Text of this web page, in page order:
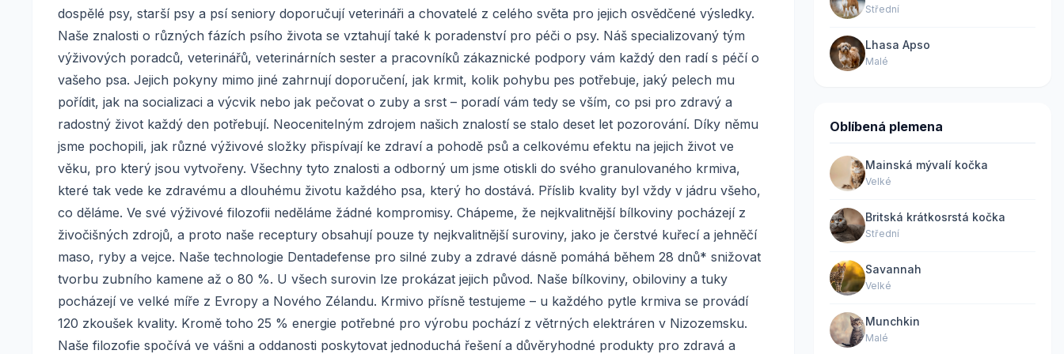
dospělé psy, starší psy a psí seniory doporučují veterináři a chovatelé z celého světa pro jejich osvědčené výsledky.
Naše znalosti o různých fázích psího života se vztahují také k poradenství pro péči o psy. Náš specializovaný tým
výživových poradců, veterinářů, veterinárních sester a pracovníků zákaznické podpory vám každý den radí s péčí o
vašeho psa. Jejich pokyny mimo jiné zahrnují doporučení, jak krmit, kolik pohybu pes potřebuje, jaký pelech mu
pořídit, jak na socializaci a výcvik nebo jak pečovat o zuby a srst – poradí vám tedy se vším, co psi pro zdravý a
radostný život každý den potřebují. Neocenitelným zdrojem našich znalostí se stalo deset let pozorování. Díky němu
jsme pochopili, jak různé výživové složky přispívají ke zdraví a pohodě psů a celkovému efektu na jejich život ve
věku, pro který jsou vytvořeny. Všechny tyto znalosti a odborný um jsme otiskli do svého granulovaného krmiva,
které tak vede ke zdravému a dlouhému životu každého psa, který ho dostává. Příslib kvality byl vždy v jádru všeho,
co děláme. Ve své výživové filozofii neděláme žádné kompromisy. Chápeme, že nejkvalitnější bílkoviny pocházejí z
živočišných zdrojů, a proto naše receptury obsahují pouze ty nejkvalitnější suroviny, jako je čerstvé kuřecí a jehněčí
maso, ryby a vejce. Naše technologie Dentadefense pro silné zuby a zdravé dásně pomáhá během 28 dnů* snižovat
tvorbu zubního kamene až o 80 %. U všech surovin lze prokázat jejich původ. Naše bílkoviny, obiloviny a tuky
pocházejí ve velké míře z Evropy a Nového Zélandu. Krmivo přísně testujeme – u každého pytle krmiva se provádí
120 zkoušek kvality. Kromě toho 25 % energie potřebné pro výrobu pochází z větrných elektráren v Nizozemsku.
Naše filozofie spočívá ve vášni a oddanosti poskytovat jednoduchá řešení a důvěryhodné produkty pro zdravá a
Střední
Lhasa Apso
Malé
Oblíbená plemena
Mainská mývalí kočka
Velké
Britská krátkosrstá kočka
Střední
Savannah
Velké
Munchkin
Malé